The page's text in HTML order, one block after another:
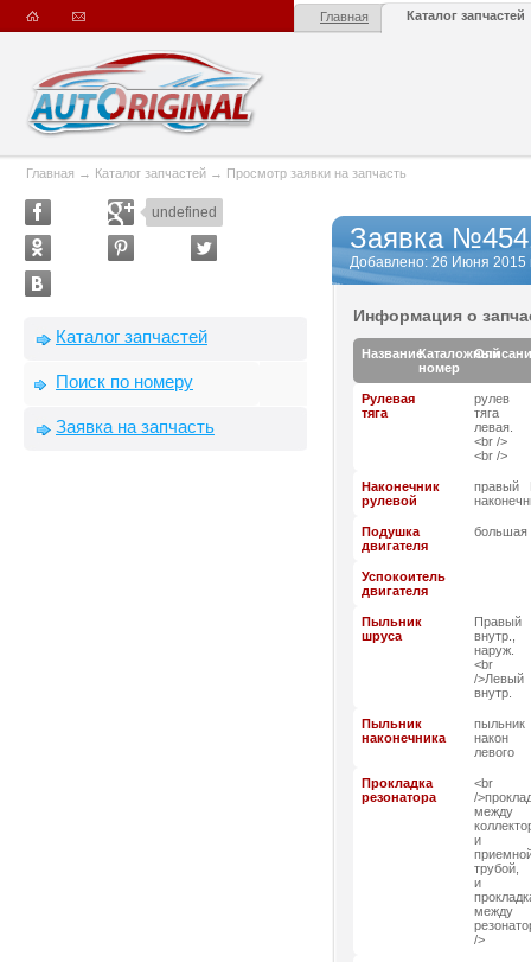
Главная Каталог запчастей
Главная → Каталог запчастей → Просмотр заявки на запчасть
undefined
Каталог запчастей
Поиск по номеру
Заявка на запчасть
Заявка
Добавлено: 26 Июня 2015
Информация о
НазваниеКаталожный
номер
Рулевая
тяга
рулев
тяга
левая.
<br />
<br />
Наконечник
рулевой
правый
Подушка
двигателя
большая
Успокоитель
двигателя
Пыльник
шруса
Правый
внутр.,
наруж.
<br
/>Левый
внутр.
Пыльник
наконечника
пыльник
након
левого
Прокладка
резонатора
<br
/
между
и
трубой,
и
между
/>